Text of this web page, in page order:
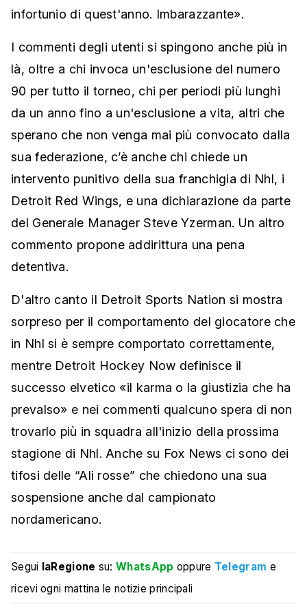
infortunio di quest'anno. Imbarazzante».
I commenti degli utenti si spingono anche più in
là, oltre a chi invoca un'esclusione del numero
90 per tutto il torneo, chi per periodi più lunghi
da un anno fino a un'esclusione a vita, altri che
sperano che non venga mai più convocato dalla
sua federazione, c’è anche chi chiede un
intervento punitivo della sua franchigia di Nhl, i
Detroit Red Wings, e una dichiarazione da parte
del Generale Manager Steve Yzerman. Un altro
commento propone addirittura una pena
detentiva.
D'altro canto il Detroit Sports Nation si mostra
sorpreso per il comportamento del giocatore che
in Nhl si è sempre comportato correttamente,
mentre Detroit Hockey Now definisce il
successo elvetico «il karma o la giustizia che ha
prevalso» e nei commenti qualcuno spera di non
trovarlo più in squadra all'inizio della prossima
stagione di Nhl. Anche su Fox News ci sono dei
tifosi delle “Ali rosse” che chiedono una sua
sospensione anche dal campionato
nordamericano.
Segui laRegione su:WhatsApp oppure Telegram e
ricevi ogni mattina le notizie principali